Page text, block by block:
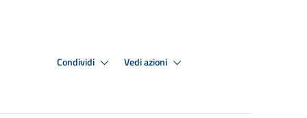
Condividi Vedi azioni